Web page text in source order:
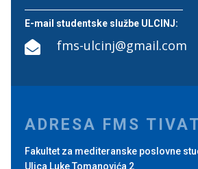
E-mail studentske službe ULCINJ:
 fms-ulcinj@gmail.com
ADRESA FMS
Fakultet za mediteranske poslovne
Ulica Luke Tomanovića 2